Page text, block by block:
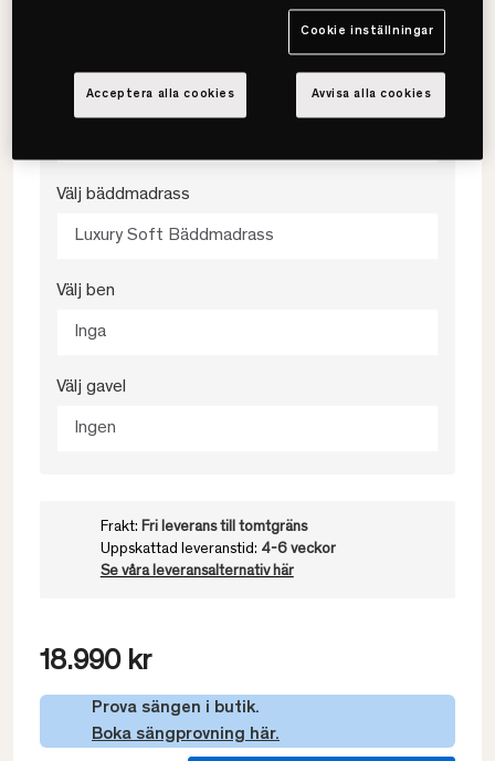
Välj fasthet
Välj bäddmadrass
Luxury Soft Bäddmadrass
Välj ben
Inga
Välj gavel
Ingen
Frakt: Fri leverans till tomtgräns
Uppskattad leveranstid: 4-6 veckor
Se våra leveransalternativ här
18.990 kr
Prova sängen i butik.
Boka sängprovning här.
Cookie inställningar
Avvisa alla cookies
Acceptera alla cookies